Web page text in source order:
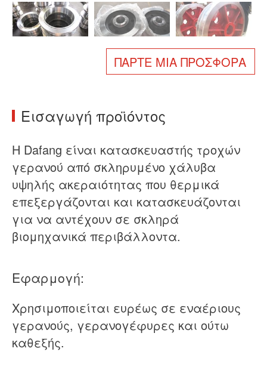
Σχετικά με εμάς
Νέα
Επικοινωνήστε μαζί μας
ΠΆΡΤΕ ΜΙΑ ΠΡΟΣΦΟΡΆ
Εισαγωγή προϊόντος
Η Dafang είναι κατασκευαστής τροχών
γερανού από σκληρυμένο χάλυβα
υψηλής ακεραιότητας που θερμικά
επεξεργάζονται και κατασκευάζονται
για να αντέχουν σε σκληρά
βιομηχανικά περιβάλλοντα.
Εφαρμογή:
Χρησιμοποιείται ευρέως σε εναέριους
γερανούς, γερανογέφυρες και ούτω
καθεξής.